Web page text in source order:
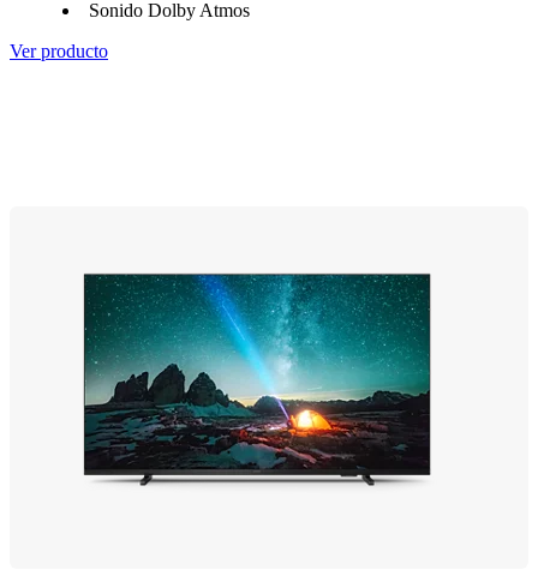
Sonido Dolby Atmos
Ver producto